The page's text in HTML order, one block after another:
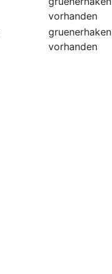
vorhanden
gruenerhaken
vorhanden